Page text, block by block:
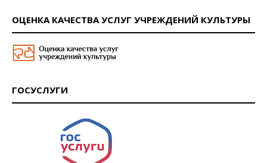
ОЦЕНКА КАЧЕСТВА УСЛУГ УЧРЕЖДЕНИЙ КУЛЬТУРЫ
ГОСУСЛУГИ